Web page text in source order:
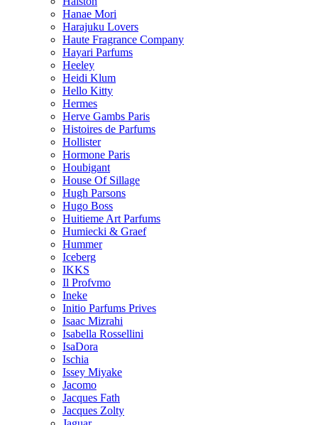
Hanae Mori
Harajuku Lovers
Haute Fragrance Company
Hayari Parfums
Heeley
Heidi Klum
Hello Kitty
Hermes
Herve Gambs Paris
Histoires de Parfums
Hollister
Hormone Paris
Houbigant
House Of Sillage
Hugh Parsons
Hugo Boss
Huitieme Art Parfums
Humiecki & Graef
Hummer
Iceberg
IKKS
Il Profvmo
Ineke
Initio Parfums Prives
Isaac Mizrahi
Isabella Rossellini
IsaDora
Ischia
Issey Miyake
Jacomo
Jacques Fath
Jacques Zolty